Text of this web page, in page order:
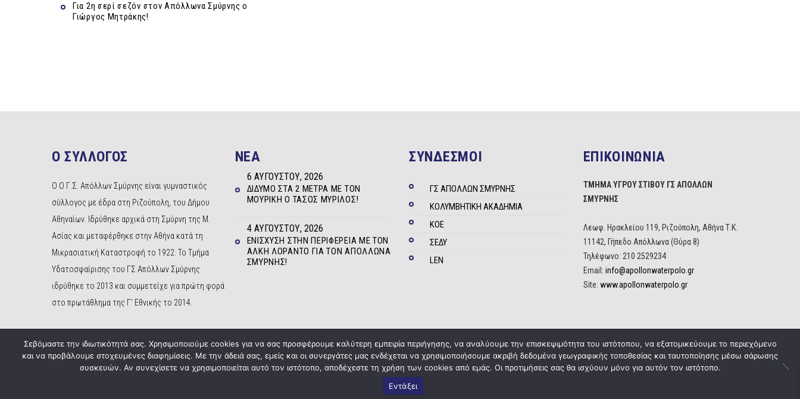
Για 2η σερί σεζόν στον Απόλλωνα Σμύρνης ο
Γιώργος Μητράκης!
Ο ΣΥΛΛΟΓΟΣ
Ο Ο Γ.Σ. Απόλλων Σμύρνης είναι γυμναστικός
σύλλογος με έδρα στη Ριζούπολη, του Δήμου
Αθηναίων. Ιδρύθηκε αρχικά στη Σμύρνη της Μ.
Ασίας και μεταφέρθηκε στην Αθήνα κατά τη
Μικρασιατική Καταστροφή το 1922. Το Τμήμα
Υδατοσφαίρισης του ΓΣ Απόλλων Σμύρνης
ιδρύθηκε το 2013 και συμμετείχε για πρώτη φορά
στο πρωτάθλημα της Γ’ Εθνικής το 2014.
NEA
ΔΊΔΥΜΟ ΣΤΑ 2 ΜΈΤΡΑ ΜΕ ΤΟΝ
ΜΟΥΡΊΚΗ Ο ΤΆΣΟΣ ΜΥΡΊΛΟΣ!
6 ΑΥΓΟΎΣΤΟΥ, 2026
ΕΝΊΣΧΥΣΗ ΣΤΗΝ ΠΕΡΙΦΈΡΕΙΑ ΜΕ ΤΟΝ
ΆΛΚΗ ΛΟΡΆΝΤΟ ΓΙΑ ΤΟΝ ΑΠΌΛΛΩΝΑ
ΣΜΎΡΝΗΣ!
4 ΑΥΓΟΎΣΤΟΥ, 2026
ΣΥΝΔΕΣΜΟΙ
ΓΣ ΑΠΟΛΛΩΝ ΣΜΥΡΝΗΣ
ΚΟΛΥΜΒΗΤΙΚΗ ΑΚΑΔΗΜΙΑ
ΚΟΕ
ΣΕΔΥ
LEN
ΕΠΙΚΟΙΝΩΝΙΑ
ΤΜΗΜΑ ΥΓΡΟΥ ΣΤΙΒΟΥ ΓΣ ΑΠΟΛΛΩΝ
ΣΜΥΡΝΗΣ
Λεωφ. Ηρακλείου 119, Ριζούπολη, Αθήνα Τ.Κ.
11142, Γήπεδο Απόλλωνα (Θύρα 8)
Τηλέφωνο: 210 2529234
Email: info@apollonwaterpolo.gr
Site: www.apollonwaterpolo.gr
Copyright © 2020ΓΣ Απόλλων ΣμύρνηςPowered byFive Media
Σεβόμαστε την ιδιωτικότητά σας. Χρησιμοποιούμε cookies για να σας προσφέρουμε καλύτερη εμπειρία περιήγησης, να αναλύουμε την επισκεψιμότητα του ιστότοπου, να εξατομικεύουμε το περιεχόμενο
και να προβάλουμε στοχευμένες διαφημίσεις. Με την άδειά σας, εμείς και οι συνεργάτες μας ενδέχεται να χρησιμοποιήσουμε ακριβή δεδομένα γεωγραφικής τοποθεσίας και ταυτοποίησης μέσω σάρωσης
συσκευών. Αν συνεχίσετε να χρησιμοποιείται αυτό τον ιστότοπο, αποδέχεστε τη χρήση των cookies από εμάς. Οι προτιμήσεις σας θα ισχύουν μόνο για αυτόν τον ιστότοπο.
Εντάξει